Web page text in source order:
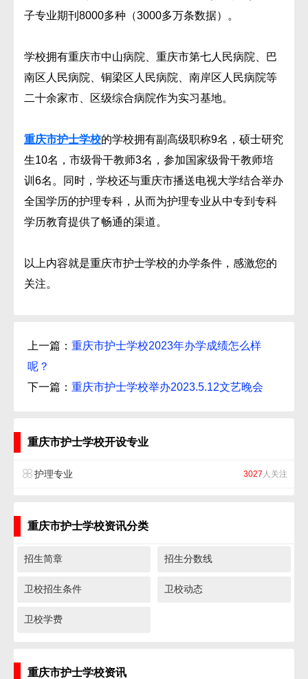
子专业期刊8000多种（3000多万条数据）。
学校拥有重庆市中山病院、重庆市第七人民病院、巴
南区人民病院、铜梁区人民病院、南岸区人民病院等
二十余家市、区级综合病院作为实习基地。
重庆市护士学校的学校拥有副高级职称9名，硕士研究
生10名，市级骨干教师3名，参加国家级骨干教师培
训6名。同时，学校还与重庆市播送电视大学结合举办
全国学历的护理专科，从而为护理专业从中专到专科
学历教育提供了畅通的渠道。
以上内容就是重庆市护士学校的办学条件，感激您的
关注。
上一篇： 重庆市护士学校2023年办学成绩怎么样
呢？
下一篇： 重庆市护士学校举办2023.5.12文艺晚会
重庆市护士学校开设专业
护理专业 3027 人关注
重庆市护士学校资讯分类
招生简章 招生分数线
卫校招生条件 卫校动态
卫校学费
重庆市护士学校资讯